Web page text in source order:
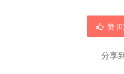
赞 (0)
分享